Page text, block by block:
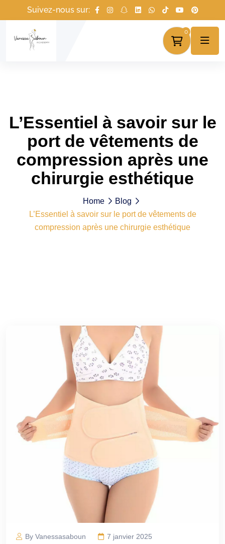
Suivez-nous sur:
0
L’Essentiel à savoir sur le
port de vêtements de
compression après une
chirurgie esthétique
Home
Blog
L’Essentiel à savoir sur le port de vêtements de
compression après une chirurgie esthétique
By Vanessasaboun
7 janvier 2025